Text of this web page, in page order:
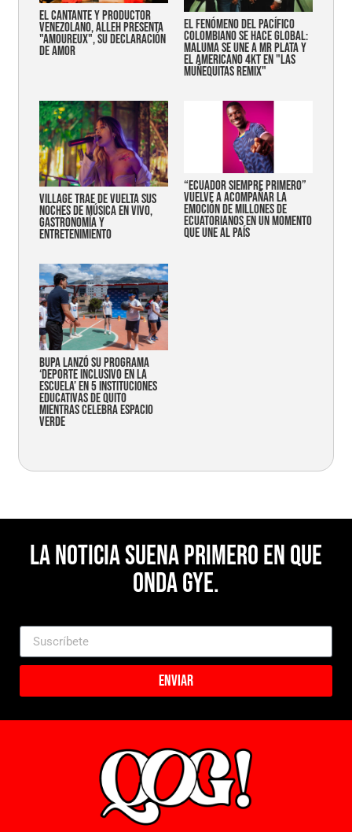
EL CANTANTE Y PRODUCTOR
VENEZOLANO, ALLEH PRESENTA
"AMOUREUX", SU DECLARACIÓN
DE AMOR
EL FENÓMENO DEL PACÍFICO
COLOMBIANO SE HACE GLOBAL:
MALUMA SE UNE A MR PLATA Y
EL AMERICANO 4KT EN "LAS
MUÑEQUITAS REMIX"
Village trae de vuelta sus
noches de música en vivo,
gastronomía y
entretenimiento
“Ecuador siempre primero”
vuelve a acompañar la
emoción de millones de
ecuatorianos en un momento
que une al país
Bupa lanzó su programa
‘Deporte Inclusivo en la
Escuela’ en 5 instituciones
educativas de Quito
mientras celebra espacio
verde
La noticia suena primero en Que
Onda Gye.
Enviar